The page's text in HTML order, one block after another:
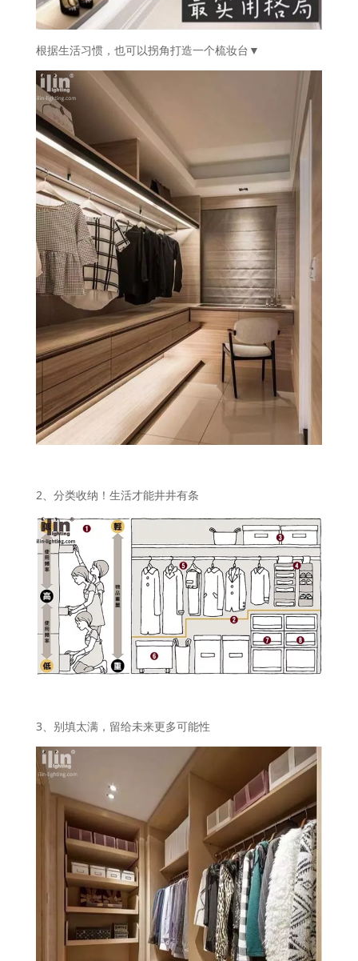
根据生活习惯，也可以拐角打造一个梳妆台▼
2、分类收纳！生活才能井井有条
3、别填太满，留给未来更多可能性